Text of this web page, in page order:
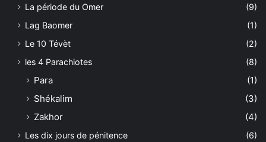
La période du Omer
(9)
Lag Baomer
(1)
Le 10 Tévèt
(2)
les 4 Parachiotes
(8)
Para
(1)
Shékalim
(3)
Zakhor
(4)
Les dix jours de pénitence (6)